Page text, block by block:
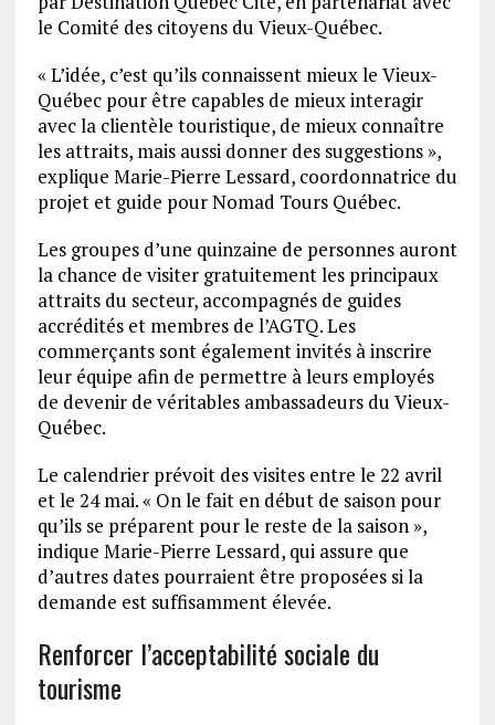
le Comité des citoyens du Vieux-Québec.
« L’idée, c’est qu’ils connaissent mieux le Vieux-
Québec pour être capables de mieux interagir
avec la clientèle touristique, de mieux connaître
les attraits, mais aussi donner des suggestions »,
explique Marie-Pierre Lessard, coordonnatrice du
projet et guide pour Nomad Tours Québec.
Les groupes d’une quinzaine de personnes auront
la chance de visiter gratuitement les principaux
attraits du secteur, accompagnés de guides
accrédités et membres de l’AGTQ. Les
commerçants sont également invités à inscrire
leur équipe afin de permettre à leurs employés
de devenir de véritables ambassadeurs du Vieux-
Québec.
Le calendrier prévoit des visites entre le 22 avril
et le 24 mai. « On le fait en début de saison pour
qu’ils se préparent pour le reste de la saison »,
indique Marie-Pierre Lessard, qui assure que
d’autres dates pourraient être proposées si la
demande est suffisamment élevée.
Renforcer l’acceptabilité sociale du
tourisme